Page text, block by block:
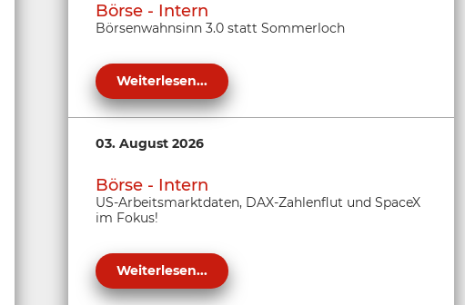
Börse - Intern
Börsenwahnsinn 3.0 statt Sommerloch
Weiterlesen...
03. August 2026
Börse - Intern
US-Arbeitsmarktdaten, DAX-Zahlenflut und SpaceX
im Fokus!
Weiterlesen...